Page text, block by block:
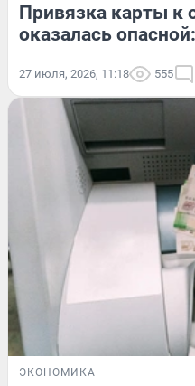
Привязка карты к
оказалась
27 июля, 2026, 11:18 555
ЭКОНОМИКА